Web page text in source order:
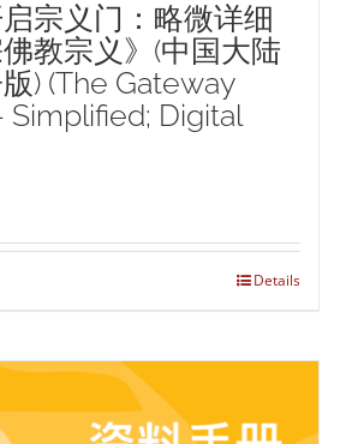
启宗义门：略微详细
教宗义》(中国大陆
) (The Gateway
Simplified; Digital
Details